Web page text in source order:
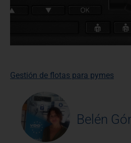
Gestión de flotas para pymes
Belén